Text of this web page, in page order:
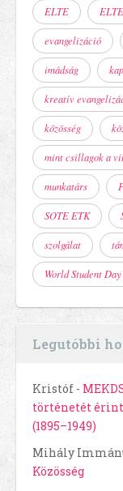
ELTE
evangelizáció
imádság
kreatív
közösség
mint csillagok a
munkatárs
SOTE ETK
szolgálat
World Student Day
Legutóbbi
Kristóf -
történetét
(1895–1949)
Mihály
Közösség